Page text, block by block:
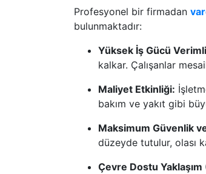
Profesyonel bir firmadan
bulunmaktadır:
Yüksek İş Gücü
kalkar. Çalışanlar
Maliyet Etkinliği:
bakım ve yakıt gibi
Maksimum Güvenlik
düzeyde tutulur, olası
Çevre Dostu Yaklaşım